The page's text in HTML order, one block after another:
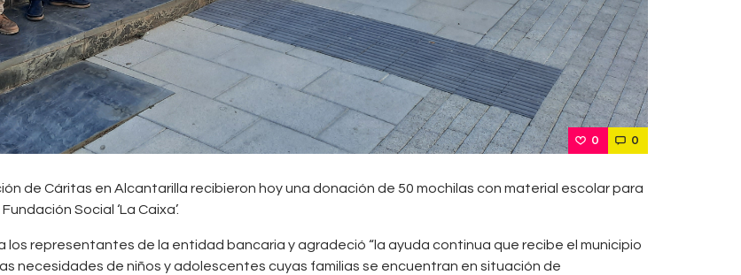
0 0
de Cáritas en Alcantarilla recibieron hoy una donación de 50 mochilas con material escolar para
Social ‘La Caixa’.
los representantes de la entidad bancaria y agradeció “la ayuda continua que recibe el municipio
necesidades de niños y adolescentes cuyas familias se encuentran en situación de